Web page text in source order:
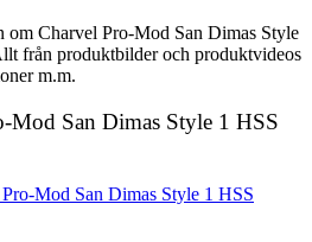
Charvel Pro-Mod San Dimas Style
från produktbilder och produktvideos
m.m.
Mod San Dimas Style 1 HSS